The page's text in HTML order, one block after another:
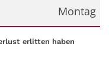
Montag
erlitten haben